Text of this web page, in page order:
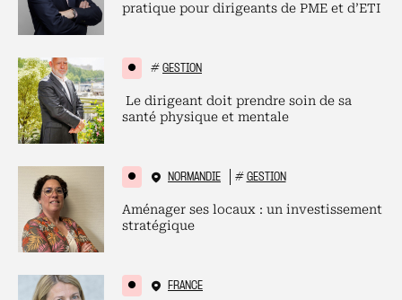
pratique pour dirigeants de PME et d’ETI
# GESTION
Le dirigeant doit prendre soin de sa
santé physique et mentale
NORMANDIE # GESTION
Aménager ses locaux : un investissement
stratégique
FRANCE